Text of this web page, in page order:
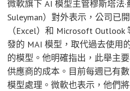
微軟旗下 AI 模型主管穆斯塔法
Suleyman）對外表示，公司已
（Excel）和 Microsoft
發的 MAI 模型，取代過去使用
的模型。他明確指出，此舉主
供應商的成本。目前每週已有
模型處理。微軟也表示，他們